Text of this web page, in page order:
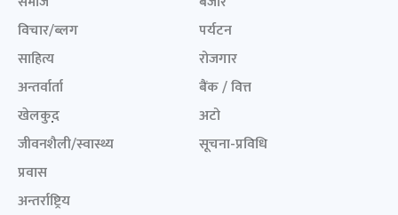
विचार/ब्लग
साहित्य
अन्तर्वार्ता
खेलकुद़़
जीवनशैली/स्वास्थ्य
प्रवास
अन्तर्राष्ट्रिय
पर्यटन
रोजगार
बैंक / वित्त
अटो
सूचना-प्रविधि